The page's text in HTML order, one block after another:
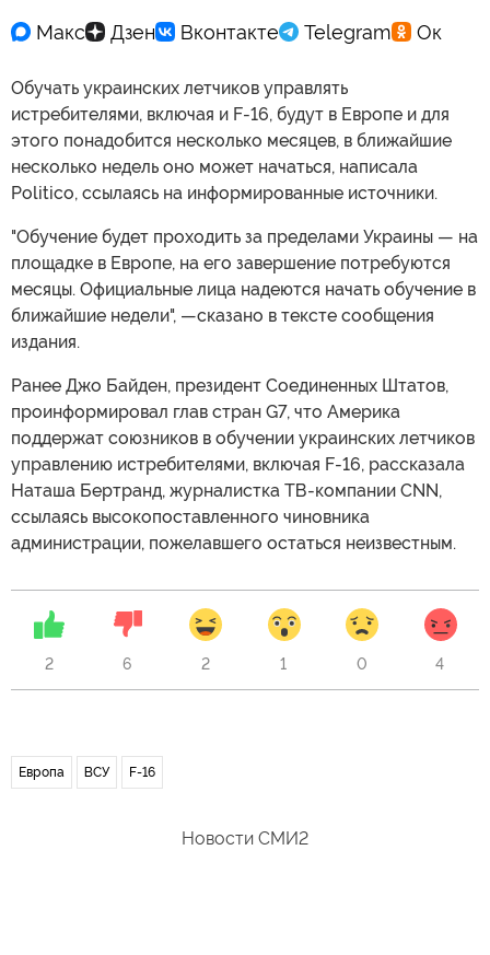
Обучать украинских летчиков управлять
истребителями, включая и F-16, будут в Европе и для
этого понадобится несколько месяцев, в ближайшие
несколько недель оно может начаться, написала
Politico, ссылаясь на информированные источники.
"Обучение будет проходить за пределами Украины — на
площадке в Европе, на его завершение потребуются
месяцы. Официальные лица надеются начать обучение в
ближайшие недели", —сказано в тексте сообщения
издания.
Ранее Джо Байден, президент Соединенных Штатов,
проинформировал глав стран G7, что Америка
поддержат союзников в обучении украинских летчиков
управлению истребителями, включая F-16, рассказала
Наташа Бертранд, журналистка ТВ-компании CNN,
ссылаясь высокопоставленного чиновника
администрации, пожелавшего остаться неизвестным.
2 6 2 1 0 4
Европа ВСУ F-16
Новости СМИ2